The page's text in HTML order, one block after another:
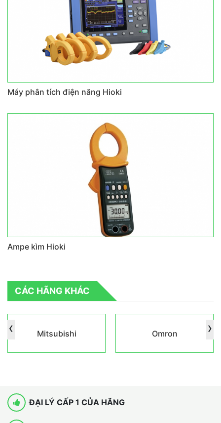
Máy phân tích điện năng Hioki
Ampe kìm Hioki
CÁC HÃNG KHÁC
Mitsubishi Omron
‹ ›
ĐẠI LÝ CẤP 1 CỦA HÃNG